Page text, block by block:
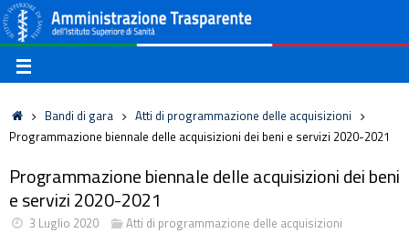
Bandi di gara
Atti di programmazione delle acquisizioni
Programmazione biennale delle acquisizioni dei beni e servizi 2020-2021
Programmazione biennale delle acquisizioni dei beni
e servizi 2020-2021
3 Luglio 2020 Atti di programmazione delle acquisizioni